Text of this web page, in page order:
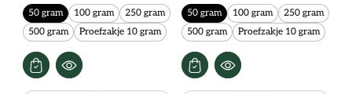
50 gram 100 gram
250 gram
500 gram
Proefzakje 10 gram
50 gram 100 gram
250 gram
500 gram
Proefzakje 10 gram